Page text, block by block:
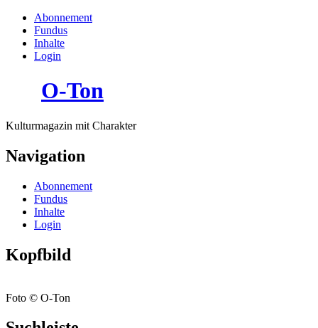
Abonnement
Fundus
Inhalte
Login
O-Ton
Kulturmagazin mit Charakter
Navigation
Abonnement
Fundus
Inhalte
Login
Kopfbild
Foto © O-Ton